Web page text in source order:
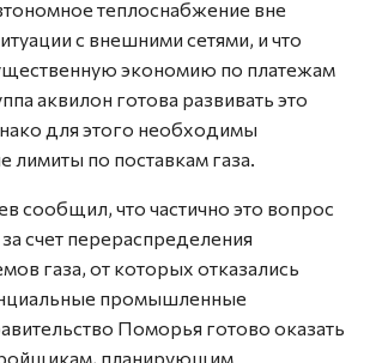
теплоснабжение вне
с внешними сетями, и что
экономию по платежам
аквилон готова развивать это
для этого необходимы
по поставкам газа.
сообщил, что частично это вопрос
счет перераспределения
газа, от которых отказались
промышленные
Поморья готово оказать
планирующим